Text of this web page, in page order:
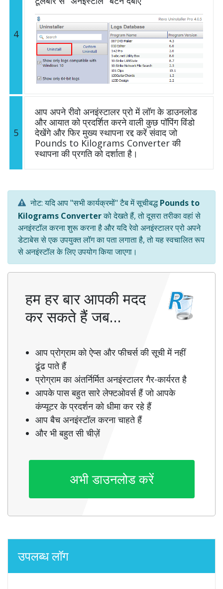
4
5
आप अपने रीवो अनइंस्टालर प्रो में लॉग के डाउनलोड
और आयात को प्रदर्शित करने वाली कुछ पॉपिंग विंडो
देखेंगे और फिर मुख्य स्थापना रद्द करें संवाद जो
Pounds to Kilograms Converter की
स्थापना की प्रगति को दर्शाता है।
नोट: यदि आप "सभी कार्यक्रमों" टैब में सूचीबद्धPounds to
Kilograms Converterको देखते हैं, तो दूसरा तरीका वहां से
अनइंस्टॉल करना शुरू करना है और यदि रेवो अनइंस्टालर प्रो अपने
डेटाबेस से एक उपयुक्त लॉग का पता लगाता है, तो यह स्वचालित रूप
से अनइंस्टॉल के लिए उपयोग किया जाएगा।
हम हर बार आपकी मदद
कर सकते हैं जब…
आप प्रोग्राम को ऐप्स और फीचर्स की सूची में नहीं
ढूंढ पाते हैं
प्रोग्राम का अंतर्निर्मित अनइंस्टालर गैर-कार्यरत है
आपके पास बहुत सारे लेफ्टओवर्स हैं जो आपके
कंप्यूटर के प्रदर्शन को धीमा कर रहे हैं
आप बैच अनइंस्टॉल करना चाहते हैं
और भी बहुत सी चीज़ें
अभी डाउनलोड करें
उपलब्ध लॉग